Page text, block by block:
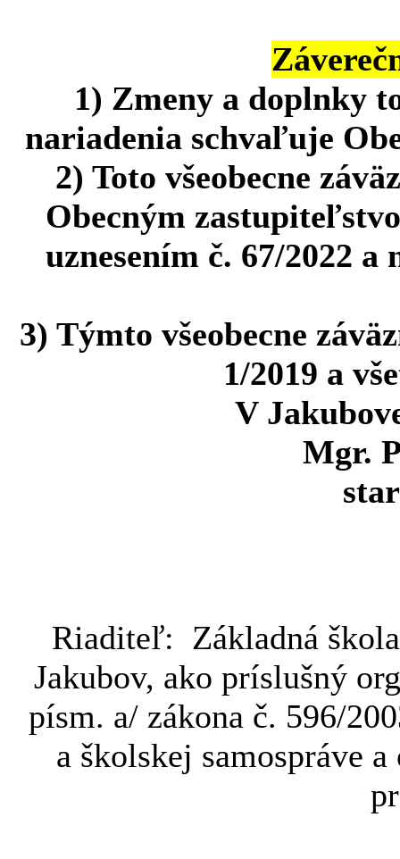
1) Zmeny a doplnky
nariadenia schvaľuje
2) Toto všeobecne
Obecným
uznesením č. 67/2022
3) Týmto všeobecne
1/2019 a
V
Mgr.
Riaditeľ: Základná
Jakubov, ako príslušný
písm. a/ zákona č. 596/
a školskej samospráve